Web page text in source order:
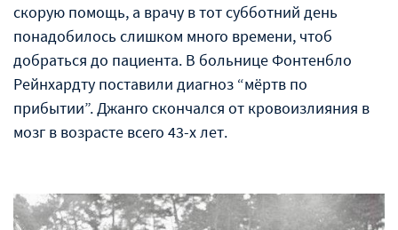
скорую помощь, а врачу в тот субботний день
понадобилось слишком много времени, чтоб
добраться до пациента. В больнице Фонтенбло
Рейнхардту поставили диагноз “мёртв по
прибытии”. Джанго скончался от кровоизлияния в
мозг в возрасте всего 43-х лет.